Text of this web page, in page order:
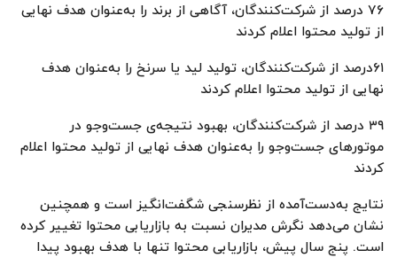
۷۶ درصد از شرکت‌کنندگان، آگاهی از برند را به‌عنوان هدف نهایی
از تولید محتوا اعلام کردند
۶۱درصد از شرکت‌کنندگان، تولید لید یا سرنخ را به‌عنوان هدف
نهایی از تولید محتوا اعلام کردند
۳۹ درصد از شرکت‌کنندگان، بهبود نتیجه‌ی جست‌وجو در
موتورهای جست‌وجو را به‌عنوان هدف نهایی از تولید محتوا اعلام
کردند
نتایج به‌دست‌آمده از نظرسنجی شگفت‌انگیز است و همچنین
نشان می‌دهد نگرش مدیران نسبت به بازاریابی محتوا تغییر کرده
است. پنج سال پیش، بازاریابی محتوا تنها با هدف بهبود پیدا